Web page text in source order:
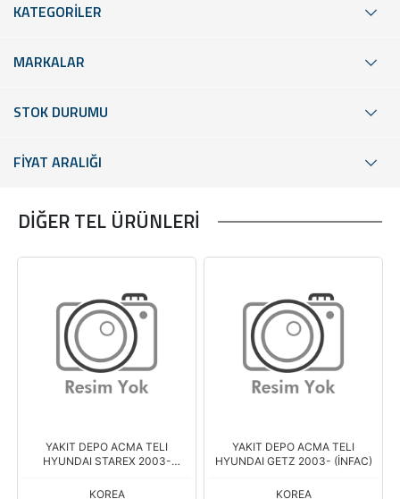
KATEGORİLER
MARKALAR
STOK DURUMU
FİYAT ARALIĞI
DİĞER TEL ÜRÜNLERİ
YAKIT DEPO ACMA TELI
HYUNDAI STAREX 2003-
KOREA
YAKIT DEPO ACMA TELI
HYUNDAI GETZ 2003- (İNFAC)
KOREA